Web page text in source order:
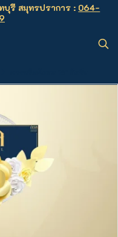
บุรี สมุทรปราการ : 064-